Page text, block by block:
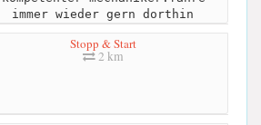
immer wieder gern dorthin
Stopp & Start
2 km